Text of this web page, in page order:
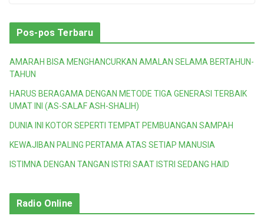
Pos-pos Terbaru
AMARAH BISA MENGHANCURKAN AMALAN SELAMA BERTAHUN-
TAHUN
HARUS BERAGAMA DENGAN METODE TIGA GENERASI TERBAIK
UMAT INI (AS-SALAF ASH-SHALIH)
DUNIA INI KOTOR SEPERTI TEMPAT PEMBUANGAN SAMPAH
KEWAJIBAN PALING PERTAMA ATAS SETIAP MANUSIA
ISTIMNA DENGAN TANGAN ISTRI SAAT ISTRI SEDANG HAID
Radio Online